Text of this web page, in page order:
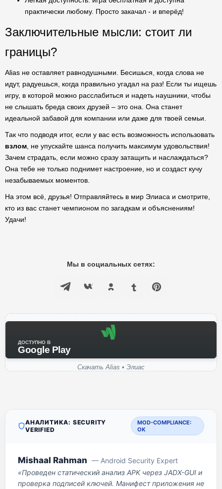
практически любому. Просто закачал - и вперёд!
Заключительные мысли: стоит ли
границы?
Alias не оставляет равнодушными. Бесишься, когда слова не
идут, радуешься, когда правильно угадал на раз! Если ты ищешь
игру, в которой можно расслабиться и надеть наушники, чтобы
не слышать бреда своих друзей – это она. Она станет
идеальной забавой для компании или даже для твоей семьи.
Так что подводя итог, если у вас есть возможность использовать
взлом , не упускайте шанса получить максимум удовольствия!
Зачем страдать, если можно сразу затащить и наслаждаться?
Она тебе не только поднимет настроение, но и создаст кучу
незабываемых моментов.
На этом всё, друзья! Отправляйтесь в мир Элиаса и смотрите,
кто из вас станет чемпионом по загадкам и объяснениям!
Удачи!
Мы в социальных сетях:
ДОСТУПНО В
Google Play
Скачать Alias • Элиас
АНАЛИТИКА: SECURITY
VERIFIED
MOD-COMPLIANCE:
OK
Mishaal Rahman — Android Security Expert
«Проведен статический анализ APK через JADX-GUI и
проверка подписей ключей. Манифест приложения не